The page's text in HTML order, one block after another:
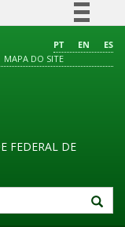
BR
à informação
PT EN
ES
MAPA DO SITE
FEDERAL DE